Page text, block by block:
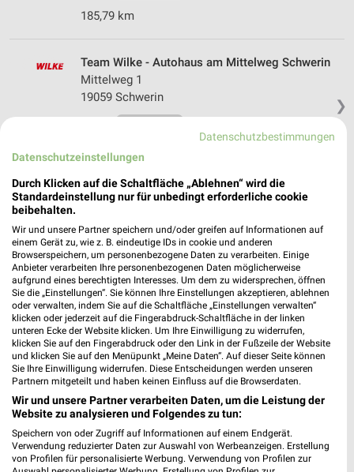
185,79 km
❯
Team Wilke - Autohaus am Mittelweg Schwerin
Mittelweg 1
19059 Schwerin
A.T.U Schwerin
19061 Schwerin
Heute geschlossen
181,61 km
Team Wilke - Autoteile Schwerin
Schweriner Str. 3
19061 Schwerin
Heute geschlossen
178,90 km
Hugo Pfohe - Ford & Kia Schwerin
Datenschutzbestimmungen
Datenschutzeinstellungen
Durch Klicken auf die Schaltfläche „Ablehnen“ wird die
Standardeinstellung nur für unbedingt erforderliche cookie
beibehalten.
Wir und unsere Partner speichern und/oder greifen auf Informationen auf
einem Gerät zu, wie z. B. eindeutige IDs in cookie und anderen
Browserspeichern, um personenbezogene Daten zu verarbeiten. Einige
Anbieter verarbeiten Ihre personenbezogenen Daten möglicherweise
aufgrund eines berechtigten Interesses. Um dem zu widersprechen, öffnen
Sie die „Einstellungen“. Sie können Ihre Einstellungen akzeptieren, ablehnen
oder verwalten, indem Sie auf die Schaltfläche „Einstellungen verwalten“
klicken oder jederzeit auf die Fingerabdruck-Schaltfläche in der linken
unteren Ecke der Website klicken. Um Ihre Einwilligung zu widerrufen,
klicken Sie auf den Fingerabdruck oder den Link in der Fußzeile der Website
und klicken Sie auf den Menüpunkt „Meine Daten“. Auf dieser Seite können
Sie Ihre Einwilligung widerrufen. Diese Entscheidungen werden unseren
Partnern mitgeteilt und haben keinen Einfluss auf die Browserdaten.
Wir und unsere Partner verarbeiten Daten, um die Leistung der
Website zu analysieren und Folgendes zu tun:
Speichern von oder Zugriff auf Informationen auf einem Endgerät.
Verwendung reduzierter Daten zur Auswahl von Werbeanzeigen. Erstellung
von Profilen für personalisierte Werbung. Verwendung von Profilen zur